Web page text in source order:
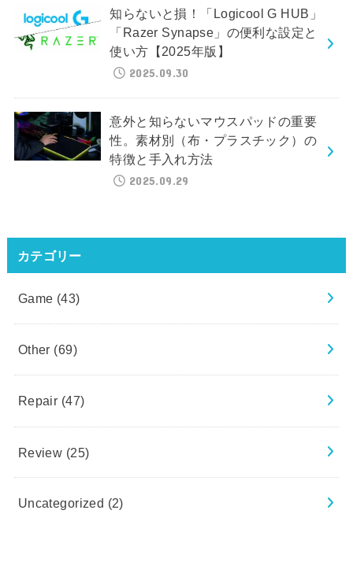
知らないと損！「Logicool G HUB」
「Razer Synapse」の便利な設定と
使い方【2025年版】
2025.09.30
意外と知らないマウスパッドの重要
性。素材別（布・プラスチック）の
特徴と手入れ方法
2025.09.29
カテゴリー
Game (43)
Other (69)
Repair (47)
Review (25)
Uncategorized (2)